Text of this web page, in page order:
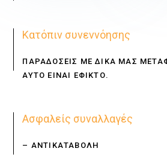
Κατόπιν συνεννόησης
ΠΑΡΑΔΟΣΕΙΣ ΜΕ ΔΙΚΑ ΜΑΣ
ΑΥΤΟ ΕΙΝΑΙ ΕΦΙΚΤΟ.
Ασφαλείς συναλλαγές
– ΑΝΤΙΚΑΤΑΒΟΛΗ